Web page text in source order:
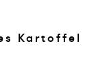
Kar­tof­fel